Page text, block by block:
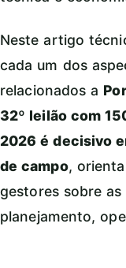
Neste artigo
cada um dos
relacionados a
32º leilão com
2026 é decisivo
de campo,
gestores sobre
planejamento,